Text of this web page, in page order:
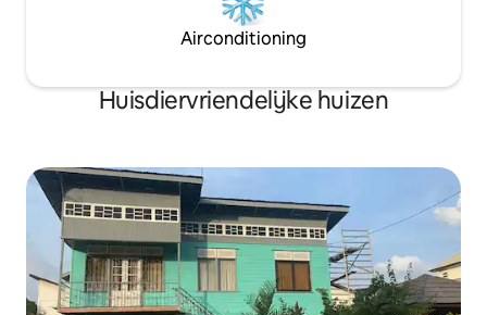
Airconditioning
Huisdiervriendelijke huizen